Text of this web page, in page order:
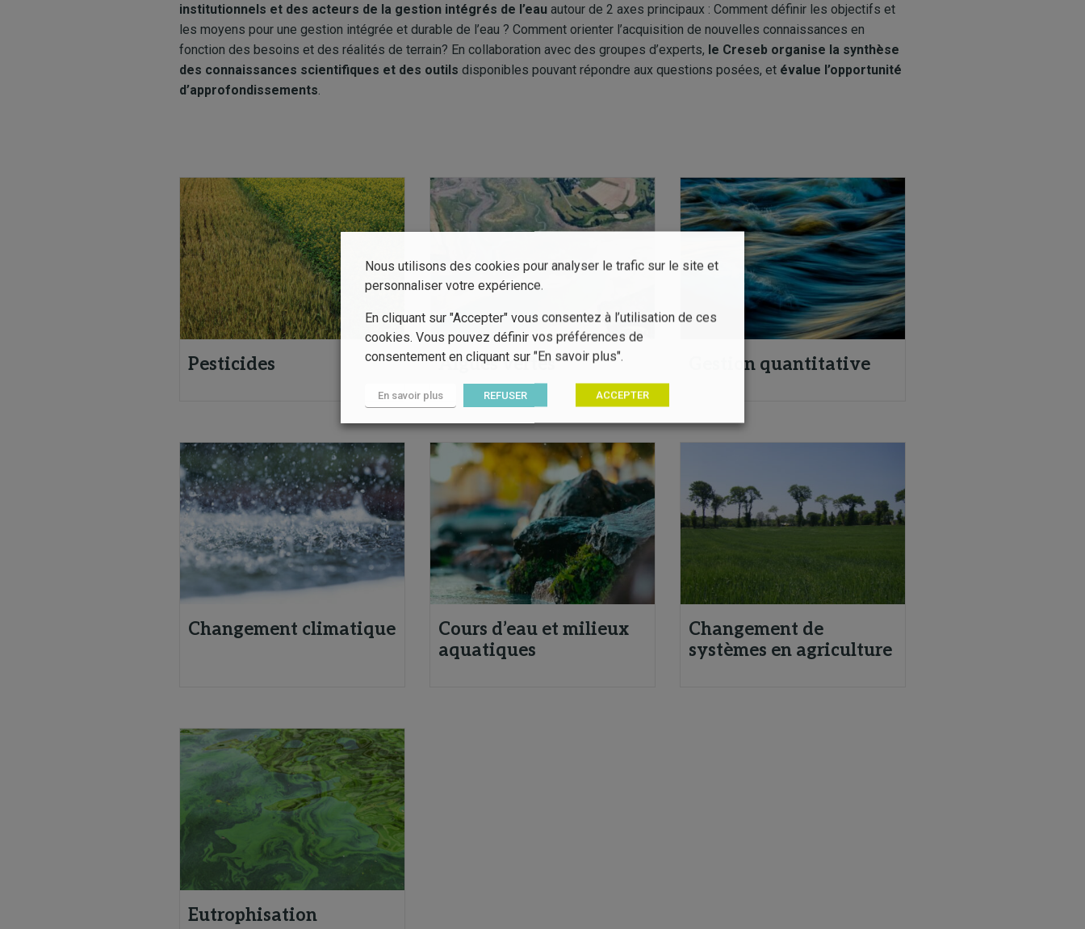
institutionnels et des acteurs de la gestion intégrés de l’eau autour de 2 axes principaux : Comment définir les objectifs et
les moyens pour une gestion intégrée et durable de l’eau ? Comment orienter l’acquisition de nouvelles connaissances en
fonction des besoins et des réalités de terrain? En collaboration avec des groupes d’experts, le Creseb organise la synthèse
des connaissances scientifiques et des outils disponibles pouvant répondre aux questions posées, et évalue l’opportunité
d’approfondissements.
Pesticides Algues vertes Gestion quantitative
Changement climatique
Cours d’eau et milieux
aquatiques
Changement de
systèmes en agriculture
Eutrophisation
Nous utilisons des cookies pour analyser le trafic sur le site et
personnaliser votre expérience.
En cliquant sur "Accepter" vous consentez à l’utilisation de ces
cookies. Vous pouvez définir vos préférences de
consentement en cliquant sur "En savoir plus".
En savoir plus REFUSER ACCEPTER